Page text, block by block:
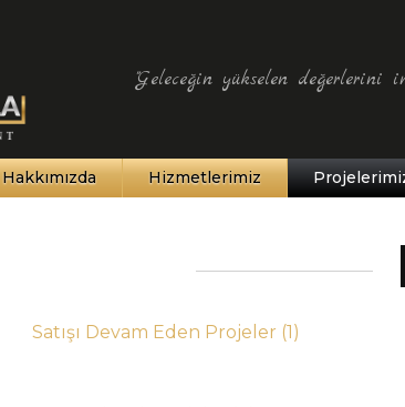
"Geleceğin yükselen değerlerini
Hakkımızda Hizmetlerimiz
Satışı Devam Eden Projeler (1)